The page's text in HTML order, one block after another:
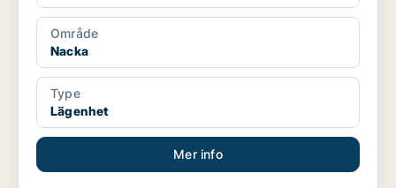
Område
Nacka
Type
Lägenhet
Mer info